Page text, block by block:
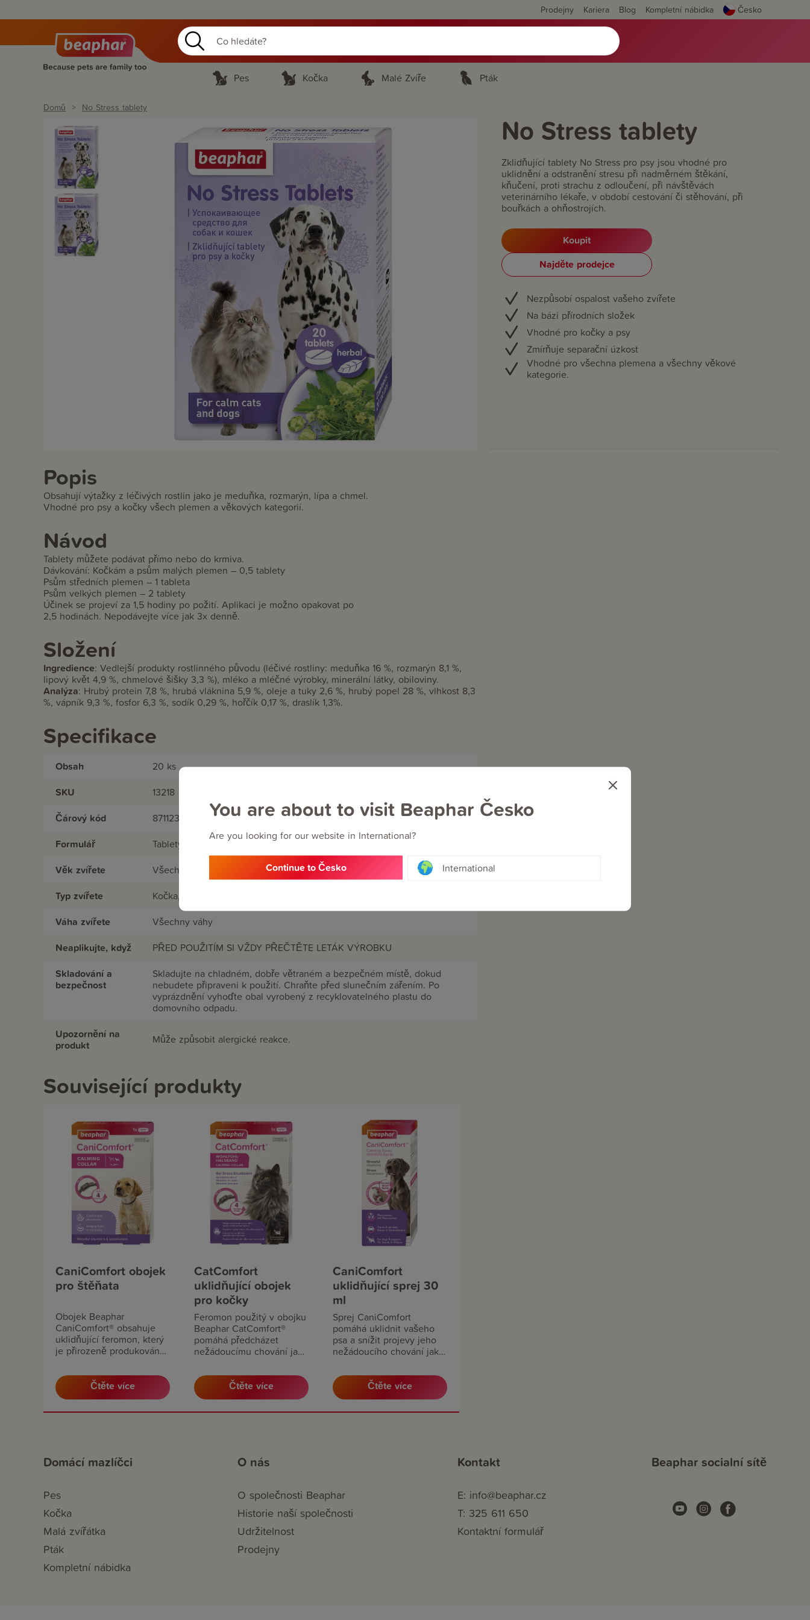
Prodejny Kariera Blog Kompletní nábidka Česko
You are about to visit Beaphar Česko
Are you looking for our website in International?
Continue to Česko International
Pes Kočka Malé Zvíře Pták
Domů No Stress tablety
No Stress tablety
Zklidňující tablety No Stress pro psy jsou vhodné pro
uklidnění a odstranění stresu při nadměrném štěkání,
kňučení, proti strachu z odloučení, při návštěvách
veterinárního lékaře, v období cestování či stěhování, při
bouřkách a ohňostrojích.
Koupit
Najděte prodejce
Nezpůsobí ospalost vašeho zvířete
Na bázi přírodních složek
Vhodné pro kočky a psy
Zmírňuje separační úzkost
Vhodné pro všechna plemena a všechny věkové
kategorie.
Popis
Obsahují výtažky z léčivých rostlin jako je meduňka, rozmarýn, lípa a chmel.
Vhodné pro psy a kočky všech plemen a věkových kategorií.
Návod
Tablety můžete podávat přímo nebo do krmiva.
Dávkování: Kočkám a psům malých plemen – 0,5 tablety
Psům středních plemen – 1 tableta
Psům velkých plemen – 2 tablety
Účinek se projeví za 1,5 hodiny po požití. Aplikaci je možno opakovat po
2,5 hodinách. Nepodávejte více jak 3x denně.
Složení
Ingredience: Vedlejší produkty rostlinného původu (léčivé rostliny: meduňka 16 %, rozmarýn 8,1 %,
lipový květ 4,9 %, chmelové šišky 3,3 %), mléko a mléčné výrobky, minerální látky, obiloviny.
Analýza: Hrubý protein 7,8 %, hrubá vláknina 5,9 %, oleje a tuky 2,6 %, hrubý popel 28 %, vlhkost 8,3
%, vápník 9,3 %, fosfor 6,3 %, sodík 0,29 %, hořčík 0,17 %, draslík 1,3%.
Specifikace
Obsah 20 ks
SKU 13218
Čárový kód 8711231132188
Formulář Tablety
Věk zvířete Všechny věkové kategorie
Typ zvířete Kočka, Pes
Váha zvířete Všechny váhy
Neaplikujte, když PŘED POUŽITÍM SI VŽDY PŘEČTĚTE LETÁK VÝROBKU
Skladování a
bezpečnost
Skladujte na chladném, dobře větraném a bezpečném místě, dokud
nebudete připraveni k použití. Chraňte před slunečním zářením. Po
vyprázdnění vyhoďte obal vyrobený z recyklovatelného plastu do
domovního odpadu.
Upozornění na
produkt
Může způsobit alergické reakce.
Související produkty
CaniComfort obojek
pro štěňata
Obojek Beaphar
CaniComfort® obsahuje
uklidňující feromon, který
je přirozeně produkován
tohoto feromonu dostává
pes prostřednitvím obojku
nepřetržitou a uklidňující
Čtěte více
CatComfort
uklidňující obojek
pro kočky
Feromon použitý v obojku
Beaphar CatComfort®
pomáhá předcházet
nežádoucímu chování jako
vyhýbání se kontaktu,
obecné pocity úzkosti, a
to díky feromonům, které
kočka rozpozná.
Čtěte více
CaniComfort
uklidňující sprej 30
ml
Sprej CaniComfort
pomáhá uklidnit vašeho
psa a snížit projevy jeho
nežádoucího chování jako
nábytku, značkování nebo
pocity strachu a úzkosti.
Čtěte více
Domácí mazlíčci
Pes
Kočka
Malá zvířátka
Pták
Kompletní nábidka
O nás
O společnosti Beaphar
Historie naší společnosti
Udržitelnost
Prodejny
Kontakt
E: info@beaphar.cz
T: 325 611 650
Kontaktní formulář
Beaphar socialní sítě